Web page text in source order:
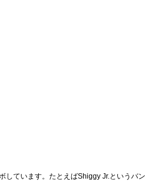
しています。たとえばShiggy Jr.というバン